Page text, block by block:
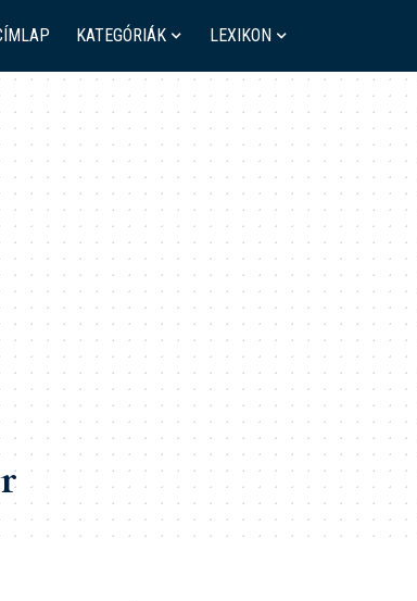
KATEGÓRIÁK LEXIKON